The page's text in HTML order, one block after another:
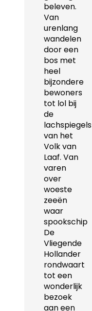
beleven.
Van
urenlang
wandelen
door een
bos met
heel
bijzondere
bewoners
tot lol bij
de
lachspiegels
van het
Volk van
Laaf. Van
varen
over
woeste
zeeën
waar
spookschip
De
Vliegende
Hollander
rondwaart
tot een
wonderlijk
bezoek
aan een